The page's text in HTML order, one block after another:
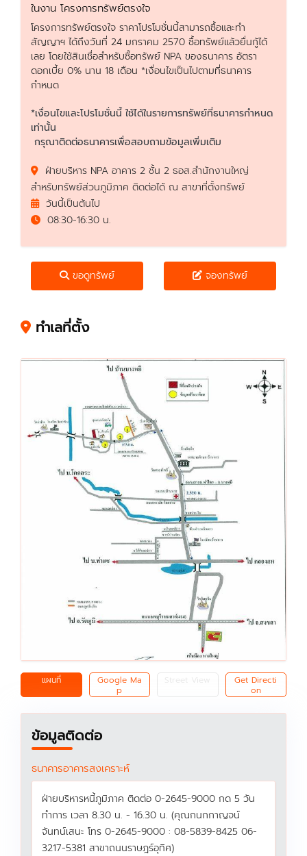
ในงาน โครงการทรัพย์ตรงใจ
โครงการทรัพย์ตรงใจ ราคาโปรโมชั่นนี้สามารถซื้อและทำ
สัญญาฯ ได้ถึงวันที่ 24 มกราคม 2570 ซื้อทรัพย์แล้วยื่นกู้ได้
เลย โดยใช้สินเชื่อสำหรับซื้อทรัพย์ NPA ของธนาคาร อัตรา
ดอกเบี้ย 0% นาน 18 เดือน *เงื่อนไขเป็นไปตามที่ธนาคาร
กำหนด
*เงื่อนไขและโปรโมชั่นนี้ ใช้ได้ในรายการทรัพย์ที่ธนาคารกำหนด
เท่านั้น
กรุณาติดต่อธนาคารเพื่อสอบถามข้อมูลเพิ่มเติม
ฝ่ายบริหาร NPA อาคาร 2 ชั้น 2 ธอส.สำนักงานใหญ่
สำหรับทรัพย์ส่วนภูมิภาค ติดต่อได้ ณ สาขาที่ตั้งทรัพย์
วันนี้เป็นต้นไป
08:30-16:30 น.
ขอดูทรัพย์ จองทรัพย์
ทำเลที่ตั้ง
แผนที่
Google Ma
p
Street View
Get Directi
on
ข้อมูลติดต่อ
ธนาคารอาคารสงเคราะห์
ฝ่ายบริหารหนี้ภูมิภาค ติดต่อ 0-2645-9000 กด 5 วัน
ทำการ เวลา 8.30 น. - 16.30 น. (คุณกนกกาญจน์
จันทน์เสนะ โทร 0-2645-9000 : 08-5839-8425 06-
3217-5381 สาขาถนนราษฎร์อุทิศ)